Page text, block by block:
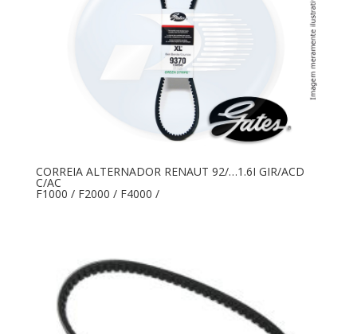
CORREIA ALTERNADOR RENAUT 92/…1.6I GIR/ACD
C/AC
F1000 / F2000 / F4000 /